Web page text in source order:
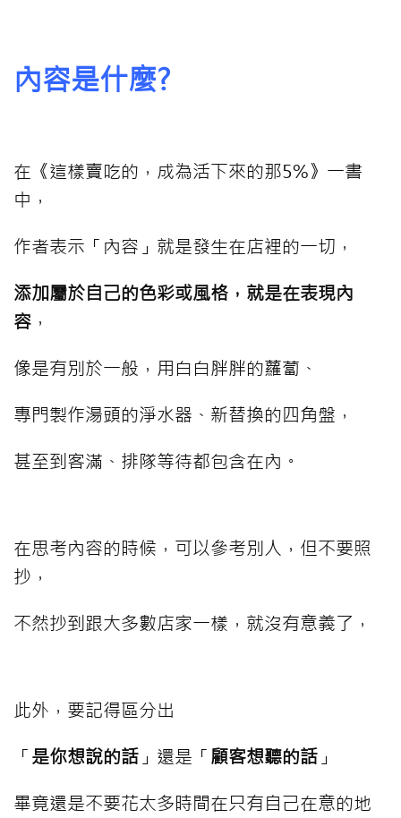
內容是什麼?
在《這樣賣吃的，成為活下來的那5%》一書
中，
作者表示「內容」就是發生在店裡的一切，
添加屬於自己的色彩或風格，就是在表現內
容 ，
像是有別於一般，用白白胖胖的蘿蔔、
專門製作湯頭的淨水器、新替換的四角盤，
甚至到客滿、排隊等待都包含在內。
在思考內容的時候，可以參考別人，但不要照
抄，
不然抄到跟大多數店家一樣，就沒有意義了，
此外，要記得區分出
「是你想說的話 」還是「顧客想聽的話 」
畢竟還是不要花太多時間在只有自己在意的地